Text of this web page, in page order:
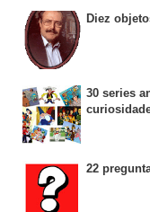
Diez
30 series
22